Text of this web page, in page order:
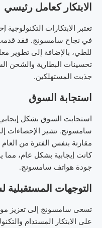
الابتكار كعامل رئيسي
تعتبر الابتكارات
في نجاح سامسونج. فقد قدمت
للطي، بالإضافة إلى تطوير
تحسينات البطارية والشحن
جذبت المستهلكين.
استجابة السوق
استجابت السوق بشكل إيجابي
سامسونج. تشير الإحصاءات
مقارنة بنفس الفترة من
كانت إيجابية بشكل عام،
جودة هواتف سامسونج.
التوجهات
تسعى سامسونج إلى تعزيز
على الابتكار المستدام